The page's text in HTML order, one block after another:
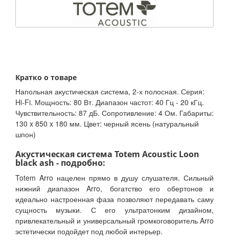
Кратко о товаре
Напольная акустическая система, 2-х полосная. Серия:
Hi-Fi. Мощность: 80 Вт. Диапазон частот: 40 Гц - 20 кГц.
Чувствительность: 87 дБ. Сопротивление: 4 Ом. Габариты:
130 x 850 x 180 мм. Цвет: черный ясень (натуральный
шпон)
Акустическая система Totem Acoustic Loon
black ash - подробно:
Totem Arro нацелен прямо в душу слушателя. Сильный
нижний диапазон Arro, богатство его обертонов и
идеально настроенная фаза позволяют передавать саму
сущность музыки. С его ультратонким дизайном,
привлекательный и универсальный громкоговоритель Arro
эстетически подойдет под любой интерьер.